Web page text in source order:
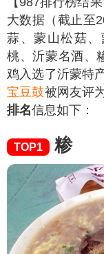
大数据（截止至
蒜、蒙山松菇
桃、沂蒙名酒、
鸡入选了沂蒙特
宝豆鼓被网友评
排名信息如下：
TOP1 糁